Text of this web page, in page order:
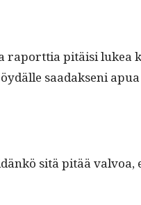
pitäisi lukea
saadak­seni
sitä pitää valvoa,